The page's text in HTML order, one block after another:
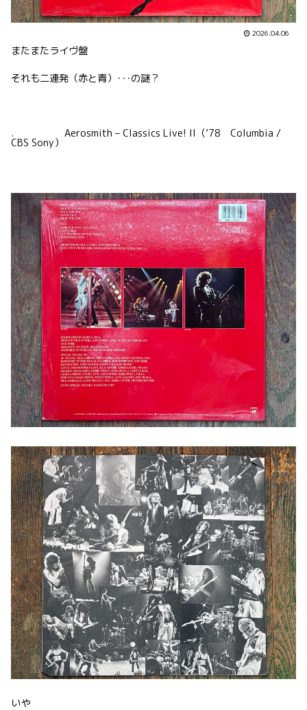
2026.04.06
またまたライヴ盤
それも二連発（赤と青）･･･の謎？
. Aerosmith – Classics Live! II（’78 Columbia /
CBS Sony）
いや